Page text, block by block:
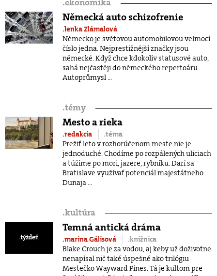
.ekonomika
Německá auto schizofrenie
.lenka Zlámalová
Německo je světovou automobilovou velmocí
číslo jedna. Nejprestižnější značky jsou
německé. Když chce kdokoliv statusové auto,
sahá nejčastěji do německého repertoáru.
Autoprůmysl ...
.témy
Mesto a rieka
.redakcia
.téma
Prežiť leto v rozhorúčenom meste nie je
jednoduché. Chodíme po rozpálených uliciach
a túžime po mori, jazere, rybníku. Darí sa
Bratislave využívať potenciál majestátneho
Dunaja ...
.kultúra
Temná antická dráma
.marína Gálisová
.knižnica
Blake Crouch je za vodou, aj keby už doživotne
nenapísal nič také úspešné ako trilógiu
Mestečko Wayward Pines. Tá je kultom pre